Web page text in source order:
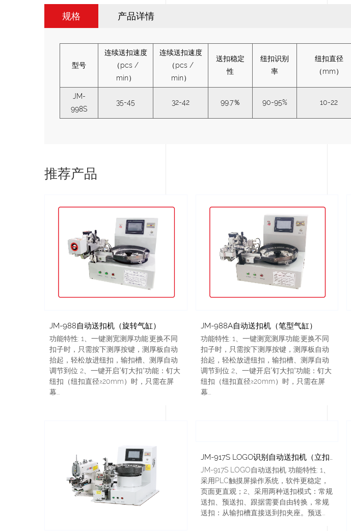
规格 产品详情
型号
连续送扣速度
（pcs /
min）
连续送扣速度
（pcs /
min）
送扣稳定
性
纽扣识别
率
纽扣直径
（mm）
JM-
998S
35-45 32-42 99.7％ 90-95% 10-22
推荐产品
JM-988自动送扣机（旋转气缸）
功能特性: 1、一键测宽测厚功能:更换不同
扣子时，只需按下测厚按键，测厚板自动
抬起，轻松放进纽扣，输扣槽、测厚自动
调节到位 2、一键开启”钉大扣“功能：钉大
纽扣（纽扣直径≥20mm）时，只需在屏
幕...
JM-988A自动送扣机（笔型气缸）
功能特性: 1、一键测宽测厚功能:更换不同
扣子时，只需按下测厚按键，测厚板自动
抬起，轻松放进纽扣，输扣槽、测厚自动
调节到位 2、一键开启”钉大扣“功能：钉大
纽扣（纽扣直径≥20mm）时，只需在屏
幕...
JM-917S LOGO识别自动送扣机（立扣）
JM-917S LOGO自动送扣机 功能特性: 1、
采用PLC触摸屏操作系统，软件更稳定，
页面更直观；2、采用两种送扣模式：常规
送扣、预送扣、跟据需要自由转换，常规
送扣：从输扣槽直接送到扣夹座。预送...